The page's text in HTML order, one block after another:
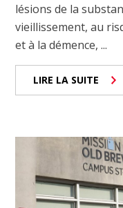
lésions de la
vieillissement, au
et à la démence, ...
LIRE LA SUITE